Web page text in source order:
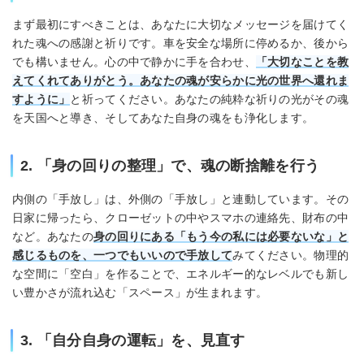
まず最初にすべきことは、あなたに大切なメッセージを届けてく
れた魂への感謝と祈りです。車を安全な場所に停めるか、後から
でも構いません。心の中で静かに手を合わせ、
「大切なことを教
えてくれてありがとう。あなたの魂が安らかに光の世界へ還れま
すように」 と祈ってください。あなたの純粋な祈りの光がその魂
を天国へと導き、そしてあなた自身の魂をも浄化します。
2. 「身の回りの整理」で、魂の断捨離を行う
内側の「手放し」は、外側の「手放し」と連動しています。その
日家に帰ったら、クローゼットの中やスマホの連絡先、財布の中
など。あなたの身の回りにある「もう今の私には必要ないな」と
感じるものを、一つでもいいので手放してみてください。物理的
な空間に「空白」を作ることで、エネルギー的なレベルでも新し
い豊かさが流れ込む「スペース」が生まれます。
3. 「自分自身の運転」を、見直す